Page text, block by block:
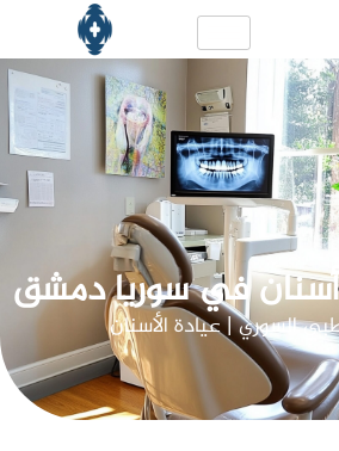
في سوريا دمشق
السوري | عيادة الأسنان